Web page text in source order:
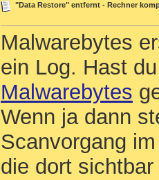
"Data Restore" entfernt - Rechner
Malwarebytes
ein Log. Hast
Malwarebytes
Wenn ja dann
Scanvorgang
die dort